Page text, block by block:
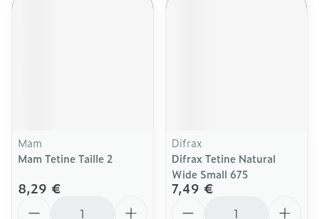
Mam
Mam Tetine Taille 2
8,29 €
Difrax
Difrax Tetine Natural
Wide Small 675
7,49 €